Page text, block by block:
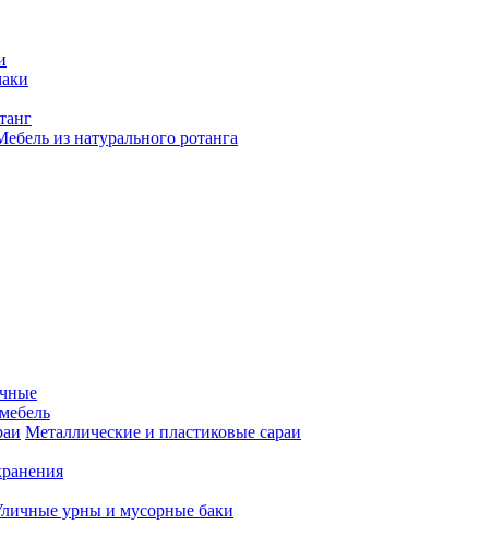
из натурального ротанга
Металлические и пластиковые сараи
урны и мусорные баки